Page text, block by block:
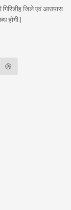
गिरिडीह जिले एवं आसपास
होगी |